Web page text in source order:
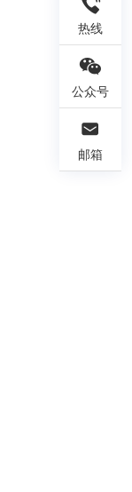
热线
公众号
邮箱